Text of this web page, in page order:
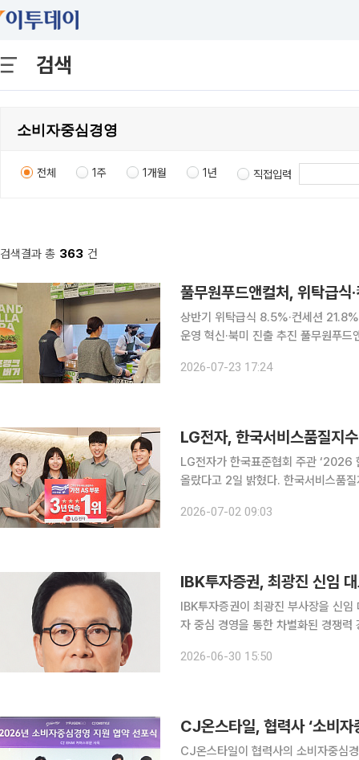
검색
전체 1주 1개월 1년 직접입력
검색결과 총 363 건
풀무원푸드앤컬처, 위탁급
상반기 위탁급식 8.5%·컨세션
운영 혁신·북미 진출 추진 풀무원푸드앤컬처가 올해 상반기 위탁급식과 컨세션 사업에서 두 자릿수
상반기 위탁급식 사업 매출이 전년
2026-07-23 17:24
LG전자, 한국서비스품질지
LG전자가 한국표준협회 주관 ‘2026
올랐다고 2일 밝혔다. 한국서비스품질지수는 실제 서비스를 이용한 소비자를 대상으로 설문조사를
상호작용에서의 적극성 △서비스 환
2026-07-02 09:03
IBK투자증권, 최광진 신임
IBK투자증권이 최광진 부사장을 신
자 중심 경영을 통한 차별화된 경쟁력 강화에 나선다. IBK투자증권은
1965년생인 최광진 대표는 부산진고
2026-06-30 15:50
CJ온스타일, 협력사 ‘소비
CJ온스타일이 협력사의 소비자중심